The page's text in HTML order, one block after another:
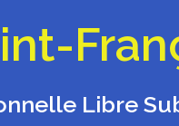
Libre